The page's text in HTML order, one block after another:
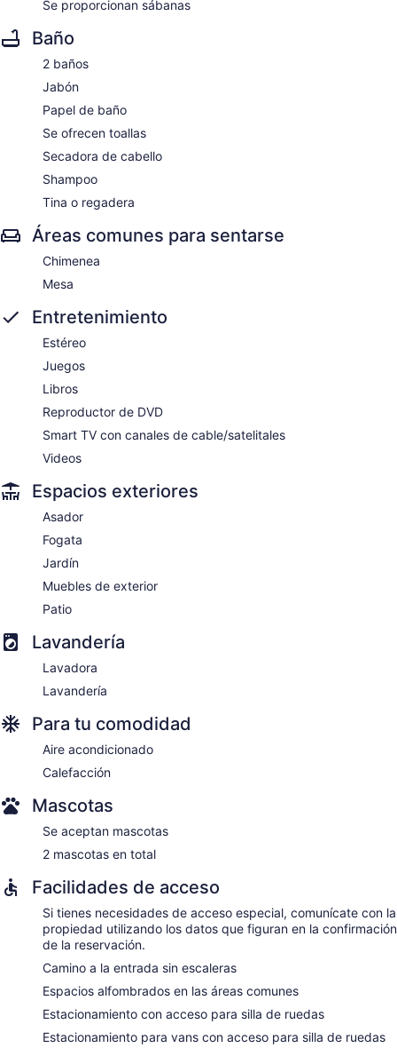
Se proporcionan sábanas
Baño
2 baños
Jabón
Papel de baño
Se ofrecen toallas
Secadora de cabello
Shampoo
Tina o regadera
Áreas comunes para sentarse
Chimenea
Mesa
Entretenimiento
Estéreo
Juegos
Libros
Reproductor de DVD
Smart TV con canales de cable/satelitales
Videos
Espacios exteriores
Asador
Fogata
Jardín
Muebles de exterior
Patio
Lavandería
Lavadora
Lavandería
Para tu comodidad
Aire acondicionado
Calefacción
Mascotas
Se aceptan mascotas
2 mascotas en total
Facilidades de acceso
Si tienes necesidades de acceso especial, comunícate con la
propiedad utilizando los datos que figuran en la confirmación
de la reservación.
Camino a la entrada sin escaleras
Espacios alfombrados en las áreas comunes
Estacionamiento con acceso para silla de ruedas
Estacionamiento para vans con acceso para silla de ruedas